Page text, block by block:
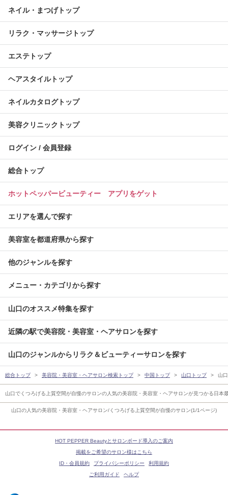
山口の人気の美容院・美容室・ヘアサロン/くつろげる上質空間が自慢のサロン(1/1ページ)
ネイル・まつげトップ
リラク・マッサージトップ
エステトップ
ヘアスタイルトップ
ネイルカタログトップ
美容クリニックトップ
ログイン / 会員登録
総合トップ
ホットペッパービューティー アプリをゲット
エリアを選んで探す
美容室を都道府県から探す
他のジャンルを探す
メニュー・カテゴリから探す
山口のオススメ特集を探す
近隣の駅で美容院・美容室・ヘアサロンを探す
山口のジャンルからリラク＆ビューティーサロンを探す
総合トップ 美容院・美容室・ヘアサロン検索トップ 中国トップ 山口トップ 山
山口でくつろげる上質空間が自慢のサロンの人気の美容院・美容室・ヘアサロンが見つかる日
HOT PEPPER Beautyとサロンボード導入のご案内
掲載をご希望のサロン様はこちら
ID・会員規約
プライバシーポリシー
利用規約
ご利用ガイド
ヘルプ